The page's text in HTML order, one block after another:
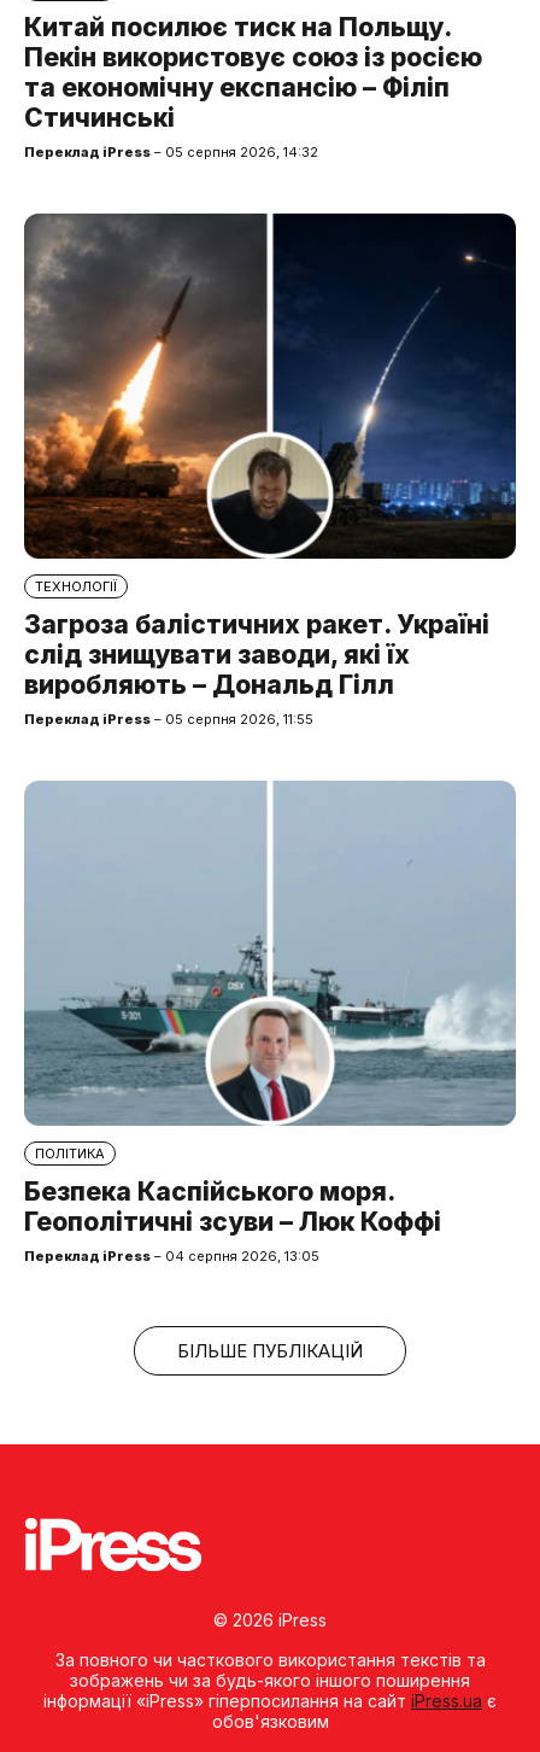
Китай посилює тиск на Польщу.
Пекін використовує союз із росією
та економічну експансію – Філіп
Стичинські
Переклад iPress – 05 серпня 2026, 14:32
ТЕХНОЛОГІЇ
Загроза балістичних ракет. Україні
слід знищувати заводи, які їх
виробляють – Дональд Гілл
Переклад iPress – 05 серпня 2026, 11:55
ПОЛІТИКА
Безпека Каспійського моря.
Геополітичні зсуви – Люк Коффі
Переклад iPress – 04 серпня 2026, 13:05
БІЛЬШЕ ПУБЛІКАЦІЙ
© 2026 iPress
За повного чи часткового використання текстів та
зображень чи за будь-якого іншого поширення
інформації «iPress» гіперпосилання на сайт iPress.ua є
обов'язковим